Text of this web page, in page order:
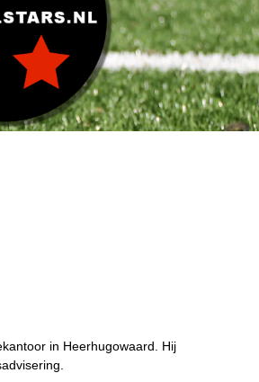
in Heerhugowaard. Hij